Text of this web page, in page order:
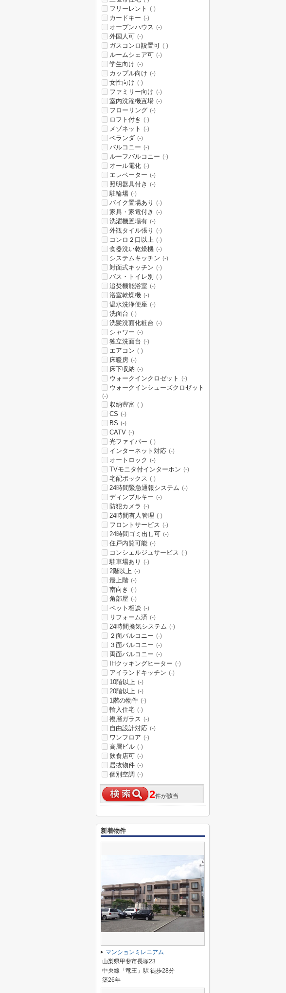
フリーレント (-)
カードキー (-)
オープンハウス (-)
外国人可 (-)
ガスコンロ設置可 (-)
ルームシェア可 (-)
学生向け (-)
カップル向け (-)
女性向け (-)
ファミリー向け (-)
室内洗濯機置場 (-)
フローリング (-)
ロフト付き (-)
メゾネット (-)
ベランダ (-)
バルコニー (-)
ルーフバルコニー (-)
オール電化 (-)
エレベーター (-)
照明器具付き (-)
駐輪場 (-)
バイク置場あり (-)
家具・家電付き (-)
洗濯機置場有 (-)
外観タイル張り (-)
コンロ２口以上 (-)
食器洗い乾燥機 (-)
システムキッチン (-)
対面式キッチン (-)
バス・トイレ別 (-)
追焚機能浴室 (-)
浴室乾燥機 (-)
温水洗浄便座 (-)
洗面台 (-)
洗髪洗面化粧台 (-)
シャワー (-)
独立洗面台 (-)
エアコン (-)
床暖房 (-)
床下収納 (-)
ウォークインクロゼット (-)
ウォークインシューズクロゼット
(-)
収納豊富 (-)
CS (-)
BS (-)
CATV (-)
光ファイバー (-)
インターネット対応 (-)
オートロック (-)
TVモニタ付インターホン (-)
宅配ボックス (-)
24時間緊急通報システム (-)
ディンプルキー (-)
防犯カメラ (-)
24時間有人管理 (-)
フロントサービス (-)
24時間ゴミ出し可 (-)
住戸内覧可能 (-)
コンシェルジュサービス (-)
駐車場あり (-)
2階以上 (-)
最上階 (-)
南向き (-)
角部屋 (-)
ペット相談 (-)
リフォーム済 (-)
24時間換気システム (-)
２面バルコニー (-)
３面バルコニー (-)
両面バルコニー (-)
IHクッキングヒーター (-)
アイランドキッチン (-)
10階以上 (-)
20階以上 (-)
1階の物件 (-)
輸入住宅 (-)
複層ガラス (-)
自由設計対応 (-)
ワンフロア (-)
高層ビル (-)
飲食店可 (-)
居抜物件 (-)
個別空調 (-)
2件が該当
新着物件
マンションミレニアム
山梨県甲斐市長塚23
中央線「竜王」駅 徒歩28分
築26年